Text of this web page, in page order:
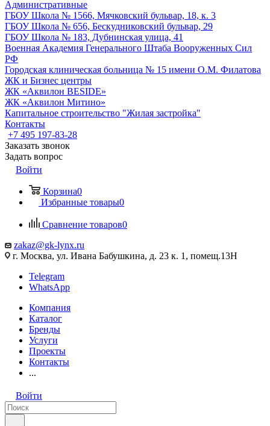
Административные
ГБОУ Школа № 1566, Мячковский бульвар, 18, к. 3
ГБОУ Школа № 656, Бескудниковский бульвар, 29
ГБОУ Школа № 183, Дубнинская улица, 41
Военная Академия Генерального Штаба Вооруженных Сил
РФ
Городская клиническая больница № 15 имени О.М. Филатова
ЖК и Бизнес центры
ЖК «Аквилон BESIDE»
ЖК «Аквилон Митино»
Капитальное строительство "Жилая застройка"
Контакты
+7 495 197-83-28
Заказать звонок
Задать вопрос
Войти
Корзина0
Избранные товары0
Сравнение товаров0
zakaz@gk-lynx.ru
г. Москва, ул. Ивана Бабушкина, д. 23 к. 1, помещ.13Н
Telegram
WhatsApp
Компания
Каталог
Бренды
Услуги
Проекты
Контакты
...
Войти